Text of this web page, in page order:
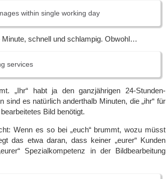
within single working day
Minute, schnell und schlampig. Obwohl…
services
„Ihr“ habt ja den ganzjährigen 24-Stunden-
sind es natürlich anderthalb Minuten, die „ihr“ für
Bild benötigt.
Wenn es so bei „euch“ brummt, wozu müsst
das etwa daran, dass keiner „eurer“ Kunden
Spezialkompetenz in der Bildbearbeitung